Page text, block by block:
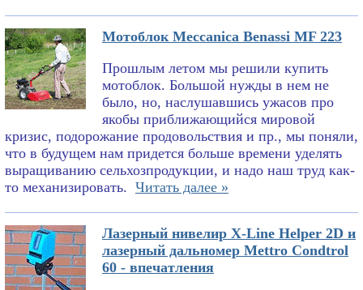
Мотоблок Meccanica Benassi MF 223
Прошлым летом мы решили купить
мотоблок. Большой нужды в нем не
было, но, наслушавшись ужасов про
якобы приближающийся мировой
кризис, подорожание продовольствия и пр., мы поняли,
что в будущем нам придется больше времени уделять
выращиванию сельхозпродукции, и надо наш труд как-
то механизировать. Читать далее »
Лазерный нивелир X-Line Helper 2D и
лазерный дальномер Mettro Condtrol
60 - впечатления